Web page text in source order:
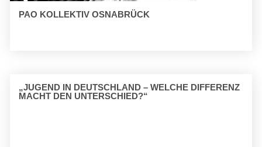
PAO KOLLEKTIV OSNABRÜCK
„JUGEND IN DEUTSCHLAND – WELCHE DIFFERENZ
MACHT DEN UNTERSCHIED?“